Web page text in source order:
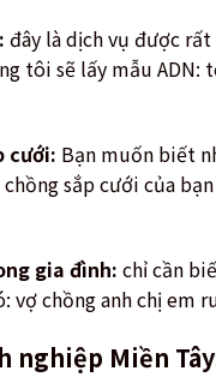
đây là dịch vụ được
tôi sẽ lấy mẫu
cưới: Bạn muốn biết
sắp cưới của
gia đình: chỉ cần
vợ chồng anh chị
nghiệp Miền